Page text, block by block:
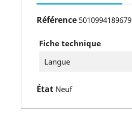
Référence 5010994189679
Fiche technique
Langue
État Neuf